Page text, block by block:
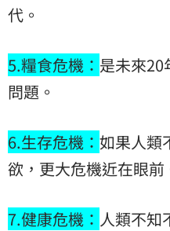
代。
5.糧食危機： 是未來20
問題。
6.生存危機： 如果人類
欲，更大危機近在眼前
7.健康危機： 人類不知